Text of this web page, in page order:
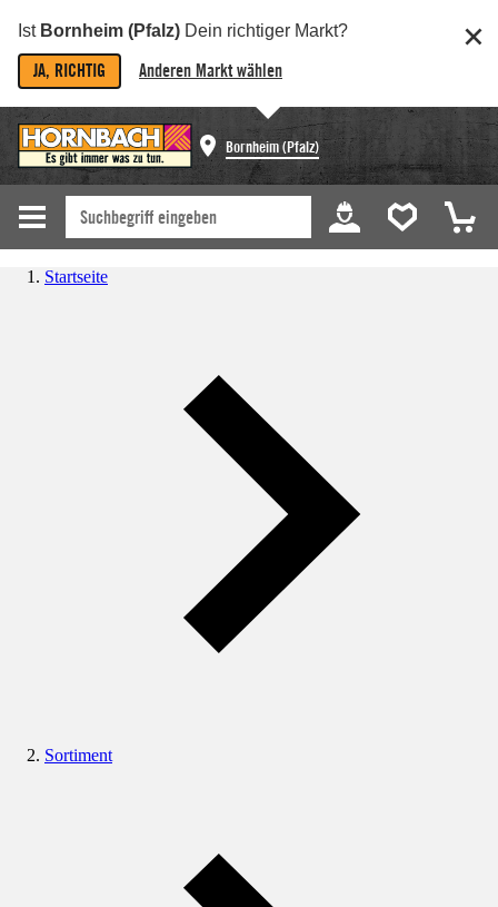
Ist Bornheim (Pfalz) Dein richtiger Markt?
JA, RICHTIG Anderen Markt wählen
Bornheim (Pfalz)
Startseite
Sortiment